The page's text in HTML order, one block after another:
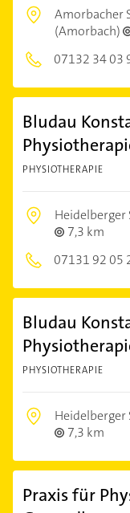
Amorbacher
(Amorbach)
07132 34 03
Bludau
PHYSIOTHERAPIE
Heidelberger
7,3 km
07131 92 05
Bludau
PHYSIOTHERAPIE
Heidelberger
7,3 km
Praxis für